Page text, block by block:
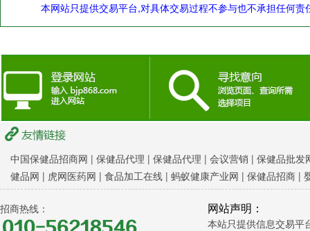
本网站只提供交易平台,对具体交易过程不参与也不承担任何责
中国保健品招商网 | 保健品代理 | 保健品代理 | 会议营销 | 保健品批发
健品网 | 虎网医药网 | 食品加工在线 | 蚂蚁健康产业网 | 保健品招商 |
招商热线： 网站声明：
本站只提供信息交易平